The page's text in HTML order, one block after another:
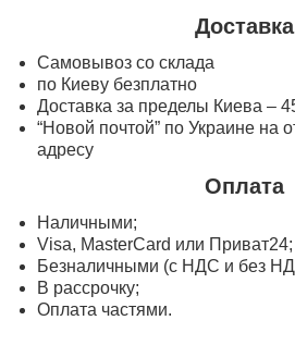
Доставка
Самовывоз со склада
по Киеву безплатно
Доставка за пределы Киева –
“Новой почтой” по Украине на
адресу
Оплата
Наличными;
Visa, MasterСard или Приват24;
Безналичными (с НДС и без
В рассрочку;
Оплата частями.